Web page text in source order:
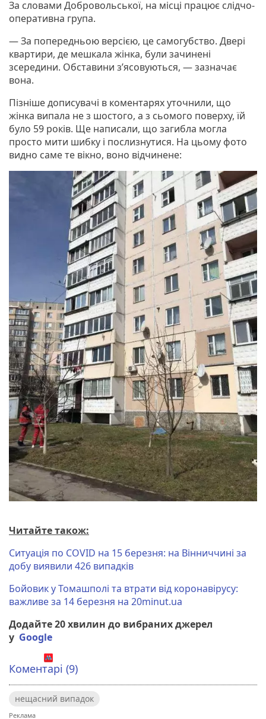
За словами Добровольської, на місці працює слідчо-
оперативна група.
— За попередньою версією, це самогубство. Двері
квартири, де мешкала жінка, були зачинені
зсередини. Обставини з’ясовуються, — зазначає
вона.
Пізніше дописувачі в коментарях уточнили, що
жінка випала не з шостого, а з сьомого поверху, їй
було 59 років. Ще написали, що загибла могла
просто мити шибку і послизнутися. На цьому фото
видно саме те вікно, воно відчинене:
Читайте також:
Ситуація по COVID на 15 березня: на Вінниччині за
добу виявили 426 випадків
Бойовик у Томашполі та втрати від коронавірусу:
важливе за 14 березня на 20minut.ua
Додайте 20 хвилин до вибраних джерел
у Google
Коментарі (9)
нещасний випадок